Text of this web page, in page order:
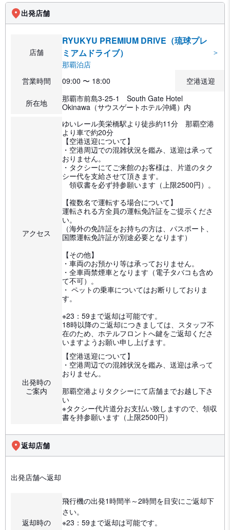
出発店舗
店舗
RYUKYU PREMIUM DRIVE（琉球プレ
ミアムドライブ）
那覇泊店
＞
営業時間 09:00 〜 18:00 空港送迎
所在地
那覇市前島3-25-1 South Gate Hotel
Okinawa（サウスゲートホテル沖縄）内
アクセス
ゆいレール美栄橋駅より徒歩約11分 那覇空港
より車で約20分
【空港送迎について】
・空港周辺での混雑状況を鑑み、送迎は承って
おりません。
・タクシーにてご来館のお客様は、片道のタク
シー代を支給させて頂きます。
領収書を必ず持参願います（上限2500円）。
【複数名で運転する場合について】
運転される方全員の運転免許証をご提示くださ
い。
（海外の免許証をお持ちの方は、パスポート、
国際運転免許証が別途必要となります）
【その他】
・車両のお預かり等は承っておりません。
・全車両禁煙車となります（電子タバコも含め
て不可）。
・ ペットの乗車についてはお断りしておりま
す。
※23：59まで返却は可能です。
18時以降のご返却につきましては、スタッフ不
在のため、ホテルフロントへ鍵をご返却くださ
いますようお願い申し上げます。
出発時の
ご案内
【空港送迎について】
・空港周辺での混雑状況を鑑み、送迎は承って
おりません。
那覇空港よりタクシーにて店舗までお越し下さ
い
※タクシー代片道分お支払い致しますので、領収
書を持参願います（上限2500円）
返却店舗
出発店舗へ返却
返却時の
飛行機の出発1時間半～2時間を目安にご返却下
さい。
※23：59まで返却は可能です。